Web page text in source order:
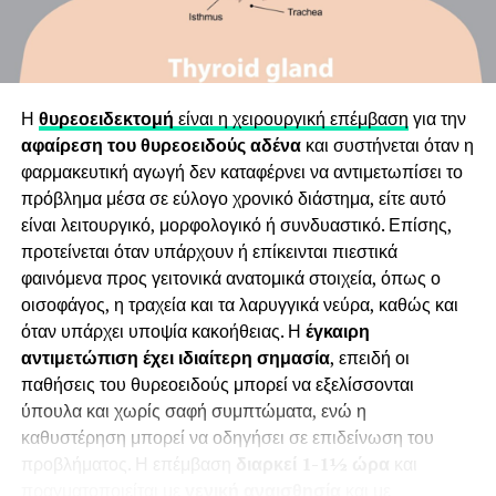
– Πώς οργανώνονται μικρότερα και πιο εύπεπτα γεύματα
μέσα στην ημέρα
– Ποιος είναι ο ρόλος της ενυδάτωσης, των φυτικών ινών
– Πώς η άσκηση με αντιστάσεις υποστηρίζει τη σύσταση
σώματος και τη διατήρηση του αποτελέσματος
– Τι χρειάζεται να προβλεφθεί διατροφικά πριν από τη
μείωση ή τη διακοπή της θεραπείας
Αν θεωρείτε ότι το περιεχόμενο μπορεί να ενδιαφέρει
το κοινό σας, μπορείτε να το προτείνετε ή να το
αναδημοσιεύσετε με σχετική αναφορά.
Δείτε το άρθρο στο ακόλουθο link:
https://diaitologos.com/diaita/enesimes-therapeies-
meiosis-varous-ozempic-mounjaro-odigos/
Η θυρεοειδεκτομή είναι η χειρουργική επέμβαση για την
αφαίρεση του θυρεοειδούς αδένακαι συστήνεται όταν η
φαρμακευτική αγωγή δεν καταφέρνει να αντιμετωπίσει το
πρόβλημα μέσα σε εύλογο χρονικό διάστημα, είτε αυτό
είναι λειτουργικό, μορφολογικό ή συνδυαστικό. Επίσης,
προτείνεται όταν υπάρχουν ή επίκεινται πιεστικά
φαινόμενα προς γειτονικά ανατομικά στοιχεία, όπως ο
οισοφάγος, η τραχεία και τα λαρυγγικά νεύρα, καθώς και
όταν υπάρχει υποψία κακοήθειας. Η έγκαιρη
αντιμετώπιση έχει ιδιαίτερη σημασία, επειδή οι
παθήσεις του θυρεοειδούς μπορεί να εξελίσσονται
ύπουλα και χωρίς σαφή συμπτώματα, ενώ η
καθυστέρηση μπορεί να οδηγήσει σε επιδείνωση του